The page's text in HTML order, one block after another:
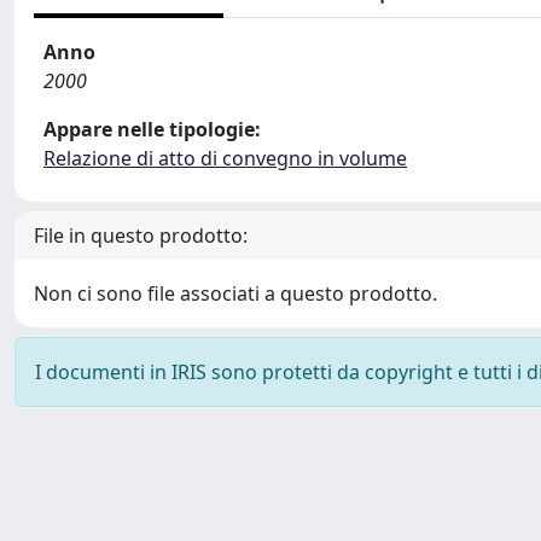
Anno
2000
Appare nelle tipologie:
Relazione di atto di convegno in volume
File in questo prodotto:
Non ci sono file associati a questo prodotto.
I documenti in IRIS sono protetti da copyright e tutti i